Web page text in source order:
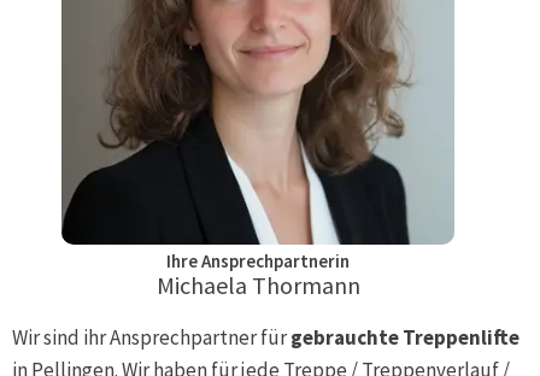
Ihre Ansprechpartnerin
Michaela Thormann
Wir sind ihr Ansprechpartner fürgebrauchte Treppenlifte
inPellingen. Wir haben für jede Treppe / Treppenverlauf /